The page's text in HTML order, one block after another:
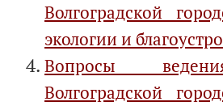
Волгоградской
экологии и
Вопросы
Волгоградской